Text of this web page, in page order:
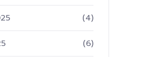
(4)
(6)